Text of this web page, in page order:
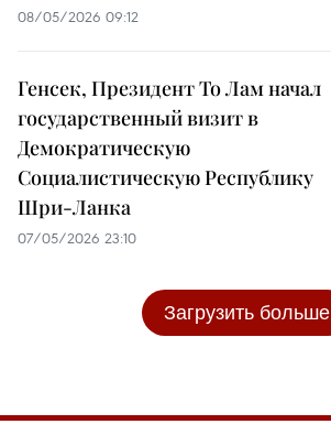
08/05/2026 09:12
Генсек, Президент То Лам начал
государственный визит в
Демократическую
Социалистическую Республику
Шри-Ланка
07/05/2026 23:10
Загрузить больше